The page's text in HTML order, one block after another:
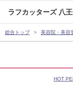
ラフカッターズ 八
総合トップ 美容院・美容
HOT